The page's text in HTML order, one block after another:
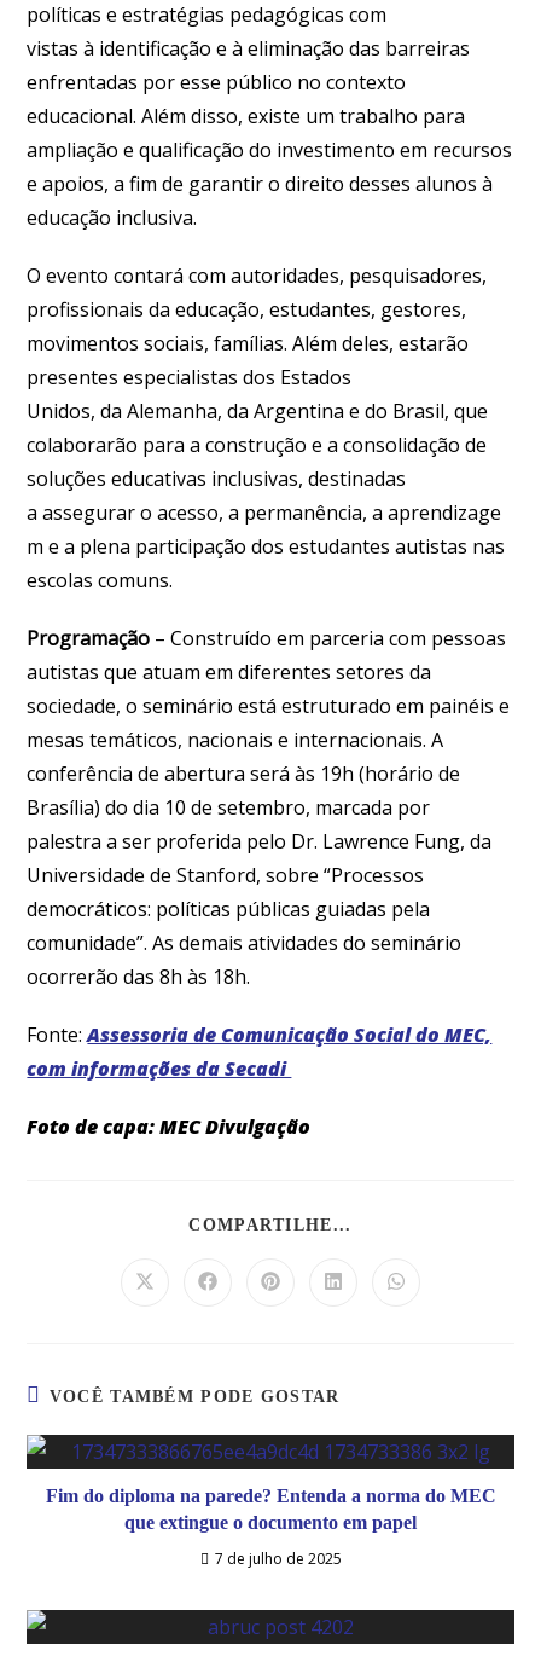
políticas e estratégias pedagógicas com
vistas à identificação e à eliminação das barreiras
enfrentadas por esse público no contexto
educacional. Além disso, existe um trabalho para
ampliação e qualificação do investimento em recursos
e apoios, a fim de garantir o direito desses alunos à
educação inclusiva.
O evento contará com autoridades, pesquisadores,
profissionais da educação, estudantes, gestores,
movimentos sociais, famílias. Além deles, estarão
presentes especialistas dos Estados
Unidos, da Alemanha, da Argentina e do Brasil, que
colaborarão para a construção e a consolidação de
soluções educativas inclusivas, destinadas
a assegurar o acesso, a permanência, a aprendizage
m e a plena participação dos estudantes autistas nas
escolas comuns.
Programação – Construído em parceria com pessoas
autistas que atuam em diferentes setores da
sociedade, o seminário está estruturado em painéis e
mesas temáticos, nacionais e internacionais. A
conferência de abertura será às 19h (horário de
Brasília) do dia 10 de setembro, marcada por
palestra a ser proferida pelo Dr. Lawrence Fung, da
Universidade de Stanford, sobre “Processos
democráticos: políticas públicas guiadas pela
comunidade”. As demais atividades do seminário
ocorrerão das 8h às 18h.
Fonte:Assessoria de Comunicação Social do MEC,
com informações da Secadi
Foto de capa: MEC Divulgação
COMPARTILHE...
VOCÊ TAMBÉM PODE GOSTAR
Fim do diploma na parede? Entenda a norma do MEC
que extingue o documento em papel
7 de julho de 2025